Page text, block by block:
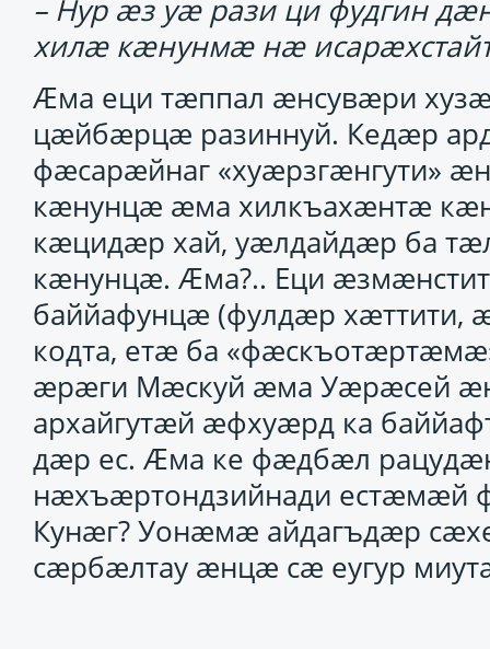
– Нур ӕз уӕ рази ци фудгин
хилӕ кӕнунмӕ нӕ
Ӕма еци тӕппал ӕнсувӕри
цӕйбӕрцӕ разиннуй. Кедӕр
фӕсарӕйнаг «хуӕрзгӕнгути»
кӕнунцӕ ӕма хилкъахӕнтӕ
кӕцидӕр хай, уӕлдайдӕр ба
кӕнунцӕ. Ӕма?.. Еци
баййафунцӕ (фулдӕр хӕттити,
кодта, етӕ ба
ӕрӕги Мӕскуй ӕма Уӕрӕсей
архайгутӕй ӕфхуӕрд ка
дӕр ес. Ӕма ке фӕдбӕл
нӕхъӕртондзийнади естӕмӕй
Кунӕг? Уонӕмӕ айдагъдӕр
сӕрбӕлтау ӕнцӕ сӕ еугур